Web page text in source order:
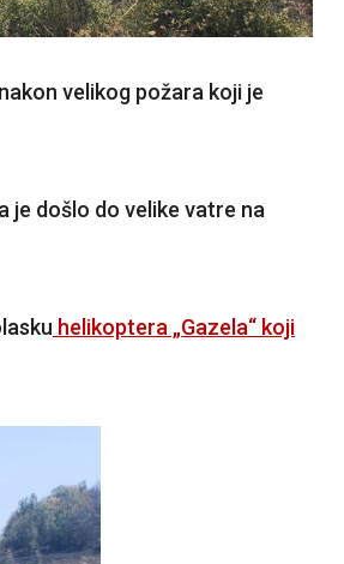
velikog požara koji je
je došlo do velike vatre na
helikoptera „Gazela“ koji